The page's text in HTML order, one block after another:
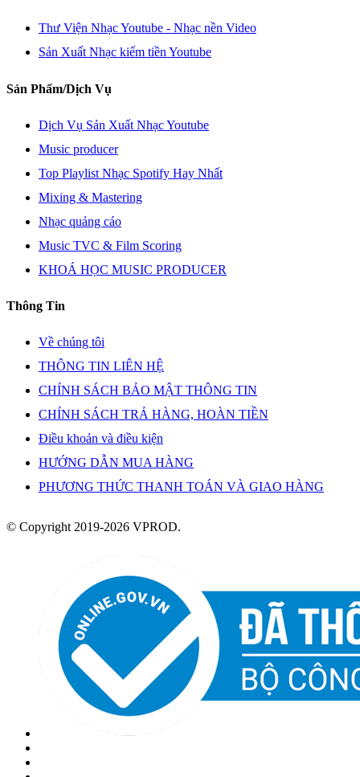
Thư Viện Nhạc Youtube - Nhạc nền Video
Sản Xuất Nhạc kiếm tiền Youtube
Sản Phẩm/Dịch Vụ
Dịch Vụ Sản Xuất Nhạc Youtube
Music producer
Top Playlist Nhạc Spotify Hay Nhất
Mixing & Mastering
Nhạc quảng cáo
Music TVC & Film Scoring
KHOÁ HỌC MUSIC PRODUCER
Thông Tin
Về chúng tôi
THÔNG TIN LIÊN HỆ
CHÍNH SÁCH BẢO MẬT THÔNG TIN
CHÍNH SÁCH TRẢ HÀNG, HOÀN TIỀN
Điều khoản và điều kiện
HƯỚNG DẪN MUA HÀNG
PHƯƠNG THỨC THANH TOÁN VÀ GIAO HÀNG
© Copyright 2019-2026 VPROD.